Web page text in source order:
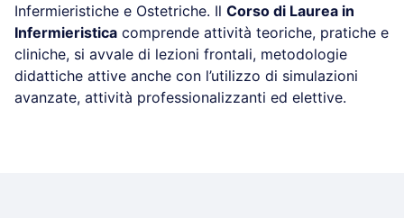
Infermieristiche e Ostetriche. Il Corso di Laurea in
Infermieristica comprende attività teoriche, pratiche e
cliniche, si avvale di lezioni frontali, metodologie
didattiche attive anche con l’utilizzo di simulazioni
avanzate, attività professionalizzanti ed elettive.